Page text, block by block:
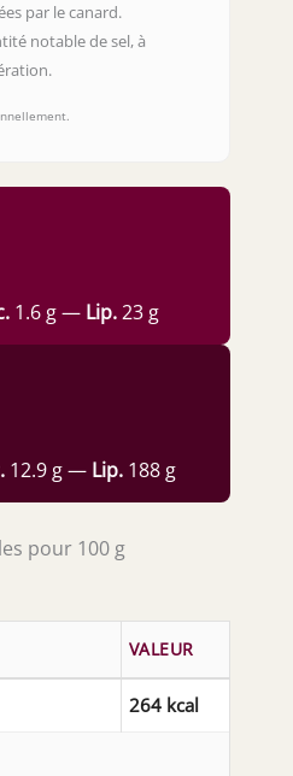
par le canard.
notable de sel, à
1.6 g — Lip.23 g
12.9 g — Lip. 188 g
pour 100 g
VALEUR
264 kcal